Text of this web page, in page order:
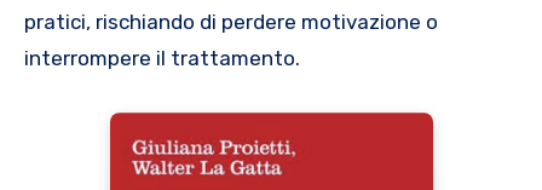
pratici, rischiando di perdere motivazione o
interrompere il trattamento.